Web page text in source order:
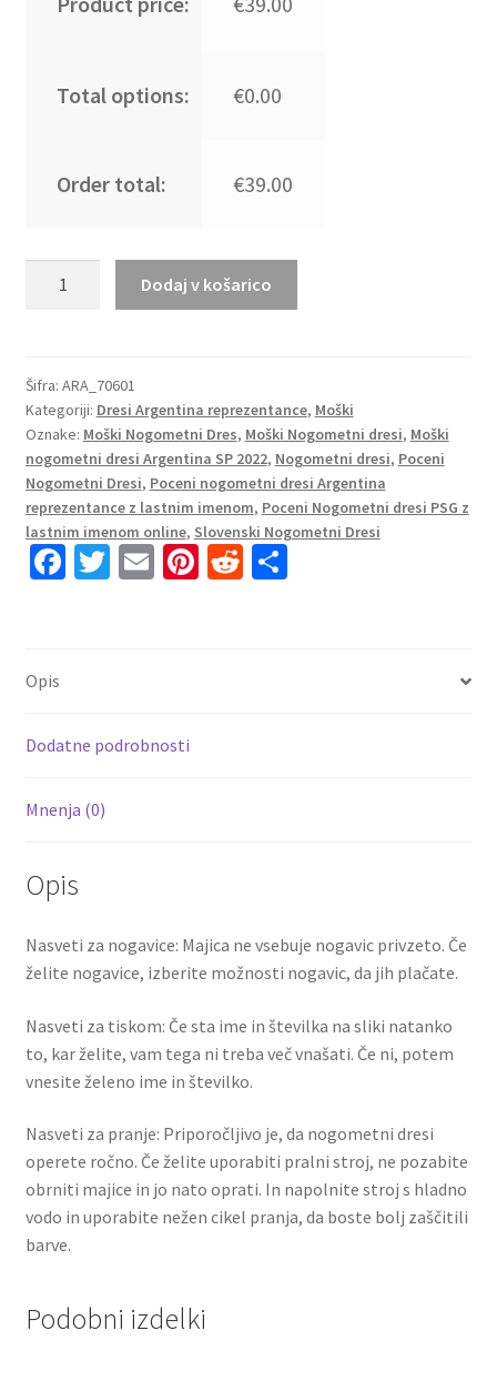
Total options: €0.00
Order total: €39.00
Gostujoči
SP
2022
Kratek
Rokav
RULLI
12
količina
Dodaj v košarico
Šifra: ARA_70601
Kategoriji: Dresi Argentina reprezentance, Moški
Oznake: Moški Nogometni Dres, Moški Nogometni dresi, Moški
nogometni dresi Argentina SP 2022, Nogometni dresi, Poceni
Nogometni Dresi, Poceni nogometni dresi Argentina
reprezentance z lastnim imenom, Poceni Nogometni dresi PSG z
lastnim imenom online, Slovenski Nogometni Dresi
Fa
k
T E Pi R S
Opis
Dodatne podrobnosti
Mnenja (0)
Opis
Nasveti za nogavice: Majica ne vsebuje nogavic privzeto. Če
želite nogavice, izberite možnosti nogavic, da jih plačate.
Nasveti za tiskom: Če sta ime in številka na sliki natanko
to, kar želite, vam tega ni treba več vnašati. Če ni, potem
vnesite želeno ime in številko.
Nasveti za pranje: Priporočljivo je, da nogometni dresi
operete ročno. Če želite uporabiti pralni stroj, ne pozabite
obrniti majice in jo nato oprati. In napolnite stroj s hladno
vodo in uporabite nežen cikel pranja, da boste bolj zaščitili
barve.
Podobni izdelki